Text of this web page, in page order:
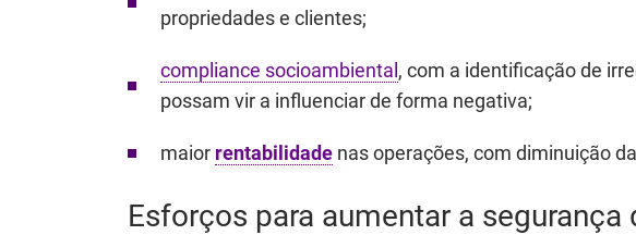
propriedades e clientes;
compliance socioambiental , com a identificação de
possam vir a influenciar de forma negativa;
maior rentabilidade nas operações, com diminuição
Esforços para aumentar a segurança